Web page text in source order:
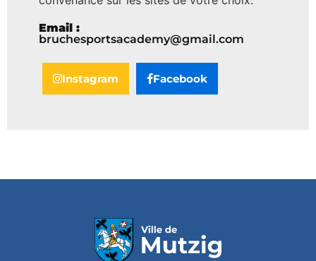
Email :
bruchesportsacademy@gmail.com
Instagram Facebook